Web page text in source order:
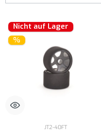
Nicht auf Lager
%
JT2-40FT